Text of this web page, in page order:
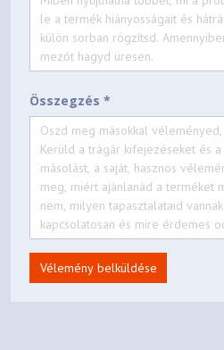
Összegzés *
Vélemény belküldése